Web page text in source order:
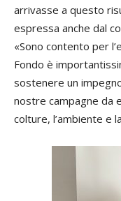
arrivasse a questo
espressa anche dal
«Sono contento per
Fondo è
sostenere un
nostre campagne da
colture, l’ambiente e